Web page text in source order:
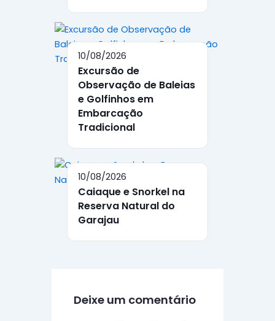
10/08/2026
Excursão de
Observação de Baleias
e Golfinhos em
Embarcação
Tradicional
10/08/2026
Caiaque e Snorkel na
Reserva Natural do
Garajau
Deixe um comentário